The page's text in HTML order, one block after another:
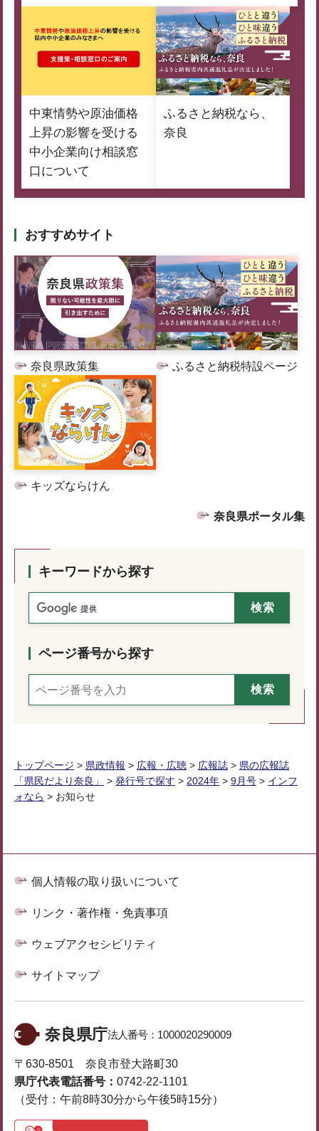
中東情勢や原油価格
上昇の影響を受ける
中小企業向け相談窓
口について
ふるさと納税なら、
奈良
おすすめサイト
奈良県政策集 ふるさと納税特設ページ
キッズならけん
奈良県ポータル集
キーワードから探す
ページ番号から探す
トップページ > 県政情報 > 広報・広聴 > 広報誌 > 県の広報誌
「県民だより奈良」
> 発行号で探す > 2024年 > 9月号 > インフ
ォなら > お知らせ
個人情報の取り扱いについて
リンク・著作権・免責事項
ウェブアクセシビリティ
サイトマップ
奈良県庁法人番号： 1000020290009
〒630-8501 奈良市登大路町30
県庁代表電話番号： 0742-22-1101
（受付：午前8時30分から午後5時15分）